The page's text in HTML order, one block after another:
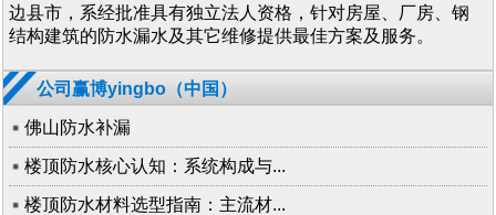
边县市，系经批准具有独立法人资格，针对房屋、厂房、钢
结构建筑的防水漏水及其它维修提供最佳方案及服务。
公司赢博yingbo（中国）
佛山防水补漏
楼顶防水核心认知：系统构成与...
楼顶防水材料选型指南：主流材...